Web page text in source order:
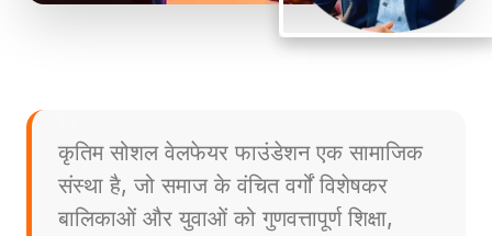
कृतिम सोशल वेलफेयर फाउंडेशन एक सामाजिक
संस्था है, जो समाज के वंचित वर्गों विशेषकर
बालिकाओं और युवाओं को गुणवत्तापूर्ण शिक्षा,